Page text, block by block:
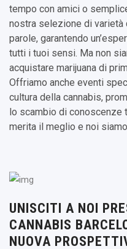
tempo con amici o
nostra selezione di varietà
parole, garantendo
tutti i tuoi sensi. Ma non
acquistare marijuana di
Offriamo anche eventi
cultura della cannabis,
lo scambio di conoscenze
merita il meglio e noi
UNISCITI A NOI
CANNABIS
NUOVA